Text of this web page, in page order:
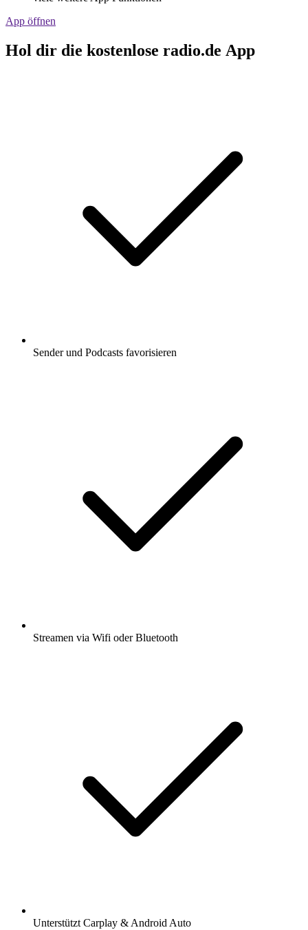
App öffnen
Hol dir die kostenlose radio.de App
Sender und Podcasts favorisieren
Streamen via Wifi oder Bluetooth
Unterstützt Carplay & Android Auto